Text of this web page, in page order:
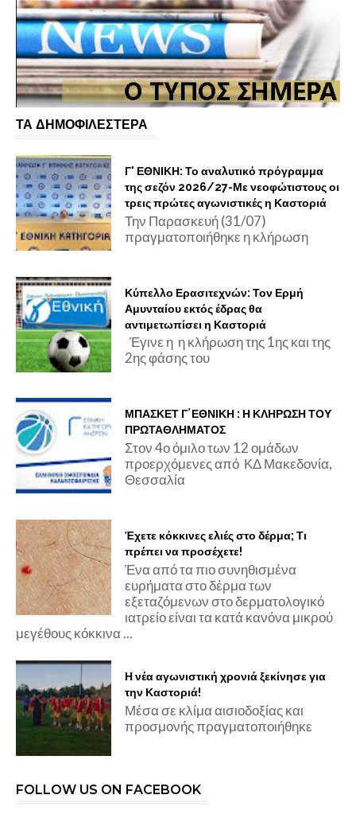
ΤΑ ΔΗΜΟΦΙΛΕΣΤΕΡΑ
Γ' ΕΘΝΙΚΗ: Το αναλυτικό πρόγραμμα
της σεζόν 2026/27-Με νεοφώτιστους οι
τρεις πρώτες αγωνιστικές η Καστοριά
Την Παρασκευή (31/07)
πραγματοποιήθηκε η κλήρωση
Κύπελλο Ερασιτεχνών: Τον Ερμή
Αμυνταίου εκτός έδρας θα
αντιμετωπίσει η Καστοριά
Έγινε η η κλήρωση της 1ης και της
2ης φάσης του
ΜΠΑΣΚΕΤ Γ΄ΕΘΝΙΚΗ : Η ΚΛΗΡΩΣΗ ΤΟΥ
ΠΡΩΤΑΘΛΗΜΑΤΟΣ
Στον 4ο όμιλο των 12 ομάδων
προερχόμενες από ΚΔ Μακεδονία,
Θεσσαλία
Έχετε κόκκινες ελιές στο δέρμα; Τι
πρέπει να προσέχετε!
Ένα από τα πιο συνηθισμένα
ευρήματα στο δέρμα των
εξεταζόμενων στο δερματολογικό
ιατρείο είναι τα κατά κανόνα μικρού
μεγέθους κόκκινα ...
Η νέα αγωνιστική χρονιά ξεκίνησε για
την Καστοριά!
Μέσα σε κλίμα αισιοδοξίας και
προσμονής πραγματοποιήθηκε
FOLLOW US ON FACEBOOK